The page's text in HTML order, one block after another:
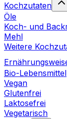
Kochzutaten
Öle
Koch- und
Mehl
Weitere
Bio-Lebensmittel
Vegan
Glutenfrei
Laktosefrei
Vegetarisch